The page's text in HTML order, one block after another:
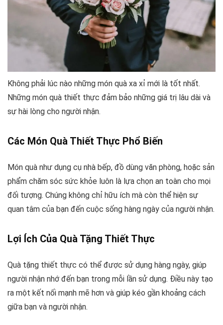
Không phải lúc nào những món quà xa xỉ mới là tốt nhất.
Những món quà thiết thực đảm bảo những giá trị lâu dài và
sự hài lòng cho người nhận.
Các Món Quà Thiết Thực Phổ Biến
Món quà như dụng cụ nhà bếp, đồ dùng văn phòng, hoặc sản
phẩm chăm sóc sức khỏe luôn là lựa chọn an toàn cho mọi
đối tượng. Chúng không chỉ hữu ích mà còn thể hiện sự
quan tâm của bạn đến cuộc sống hàng ngày của người nhận.
Lợi Ích Của Quà Tặng Thiết Thực
Quà tặng thiết thực có thể được sử dụng hàng ngày, giúp
người nhận nhớ đến bạn trong mỗi lần sử dụng. Điều này tạo
ra một kết nối mạnh mẽ hơn và giúp kéo gần khoảng cách
giữa bạn và người nhận.